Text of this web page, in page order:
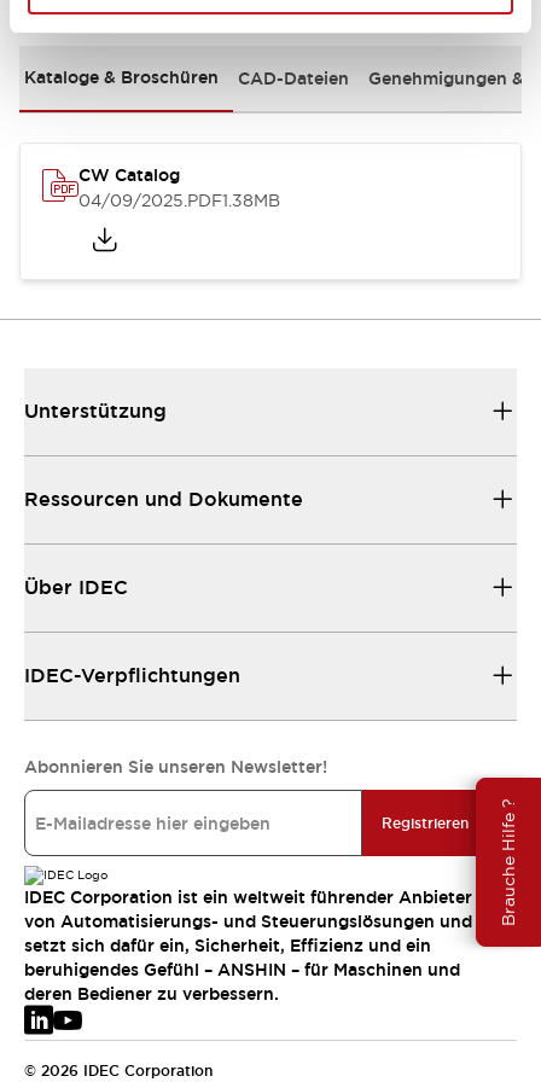
Brauche Hilfe ?
Kataloge & Broschüren CAD-Dateien Genehmigungen &
CW Catalog
04/09/2025.PDF1.38MB
Unterstützung
Ressourcen und Dokumente
Über IDEC
IDEC-Verpflichtungen
Abonnieren Sie unseren Newsletter!
Registrieren
IDEC Corporation ist ein weltweit führender Anbieter
von Automatisierungs- und Steuerungslösungen und
setzt sich dafür ein, Sicherheit, Effizienz und ein
beruhigendes Gefühl – ANSHIN – für Maschinen und
deren Bediener zu verbessern.
© 2026 IDEC Corporation